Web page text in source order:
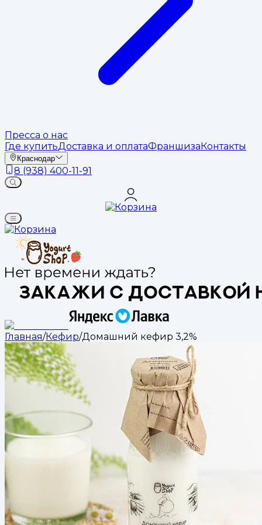
Пресса о нас
Где купитьДоставка и оплатаФраншизаКонтакты
Краснодар
8 (938) 400-11-91
Главная/Кефир/Домашний кефир 3,2%